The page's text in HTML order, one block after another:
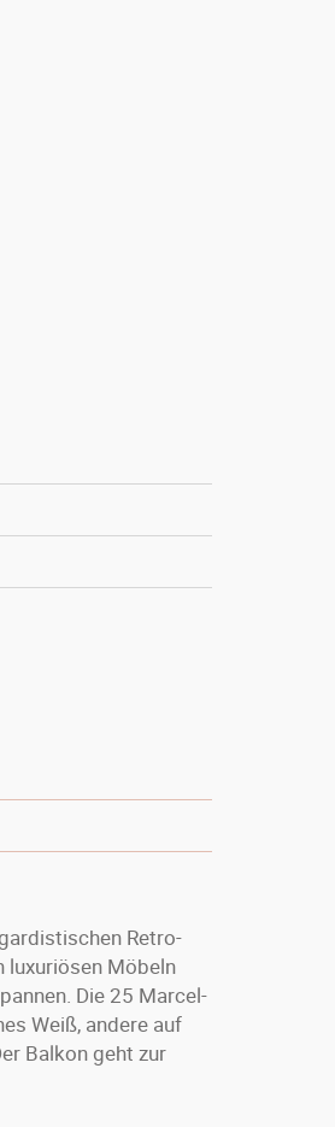
Retro-
luxuriösen Möbeln
Die 25 Marcel-
Weiß, andere auf
Balkon geht zur